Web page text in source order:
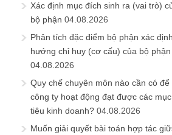
Xác định mục đích sinh ra (vai trò)
bộ phận 04.08.2026
Phân tích đặc điểm bộ phận xác định
hướng chỉ huy (cơ cấu) của bộ phận
04.08.2026
Quy chế chuyên môn nào cần có để
công ty hoạt động đạt được các mục
tiêu kinh doanh? 04.08.2026
Muốn giải quyết bài toán hợp tác